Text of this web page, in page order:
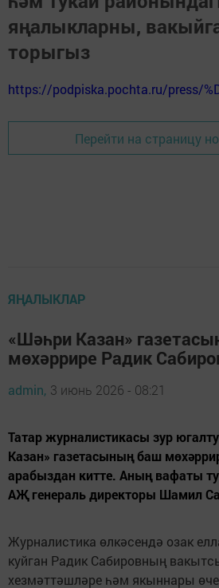
яңалыкларны,
торыгыз
https://podpiska.pochta.ru/press/
Перейти на страницу
ЯҢАЛЫКЛАР
«Шәһри Казан»
мөхәррире Радик
admin, 3 июнь 2026 - 08:21
Татар журналистикасы зур
Казан» газетасының баш
арабыздан китте. Аның вафаты
АҖ генераль директоры Шамил
Журналистика өлкәсендә озак
куйган Радик Сабировның
хезмәттәшләре һәм якыннары